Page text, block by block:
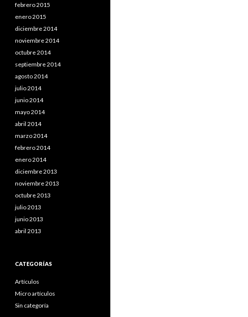
febrero 2015
enero 2015
diciembre 2014
noviembre 2014
octubre 2014
septiembre 2014
agosto 2014
julio 2014
junio 2014
mayo 2014
abril 2014
marzo 2014
febrero 2014
enero 2014
diciembre 2013
noviembre 2013
octubre 2013
julio 2013
junio 2013
abril 2013
CATEGORÍAS
Artículos
Micro artículos
Sin categoría